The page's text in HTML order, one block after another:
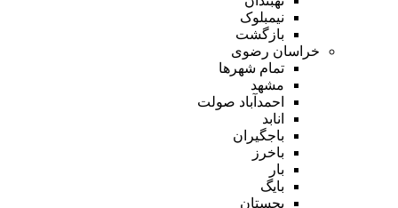
نیمبلوک
بازگشت
خراسان رضوی
تمام شهر‌ها
مشهد
احمدآباد صولت
انابد
باجگیران
باخرز
بار
بایگ
بجستان